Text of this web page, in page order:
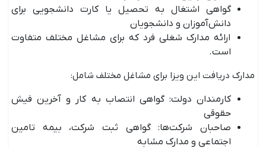
گواهی اشتغال به تحصیل یا کارت دانشجویی برای
دانش‌آموزان و دانشجویان
ارائه مدارک شغلی فرد که برای مشاغل مختلف متفاوت
است.
مدارک دریافت این ویزا برای مشاغل مختلف شامل:
کارمندان دولت: گواهی انتصاب به کار و آخرین فیش
حقوقی
صاحبان شرکت‌ها: گواهی ثبت شرکت، بیمه تامین
اجتماعی و مدارک مشابه